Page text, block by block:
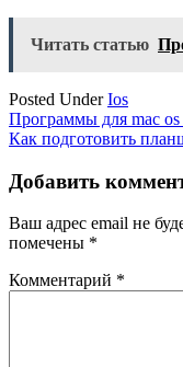
Читать статью
Posted UnderIos
Навигация
по
записям
Программы для mac os
Как подготовить
Добавить
Ваш адрес email не
помечены *
Комментарий *